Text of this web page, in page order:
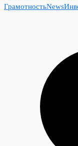
ГрамотностьNews